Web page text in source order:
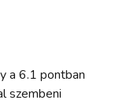
a 6.1 pontban
szembeni